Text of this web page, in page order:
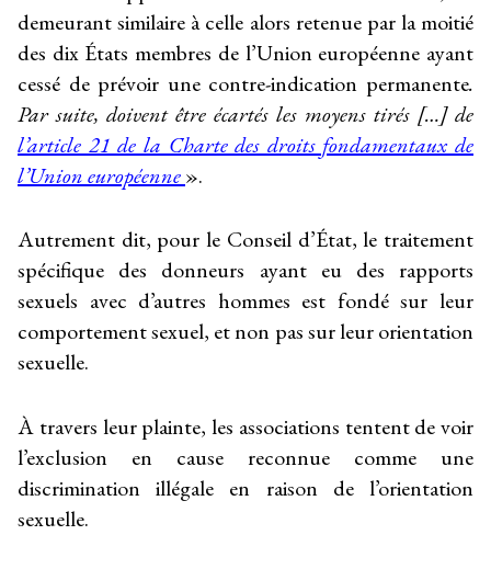
demeurant similaire à celle alors retenue par la moitié
des dix États membres de l’Union européenne ayant
cessé de prévoir une contre-indication permanente.
Par suite, doivent être écartés les moyens tirés […] de
l’article 21 de la Charte des droits fondamentaux de
l’Union européenne».
Autrement dit, pour le Conseil d’État, le traitement
spécifique des donneurs ayant eu des rapports
sexuels avec d’autres hommes est fondé sur leur
comportement sexuel, et non pas sur leur orientation
sexuelle.
À travers leur plainte, les associations tentent de voir
l’exclusion en cause reconnue comme une
discrimination illégale en raison de l’orientation
sexuelle.